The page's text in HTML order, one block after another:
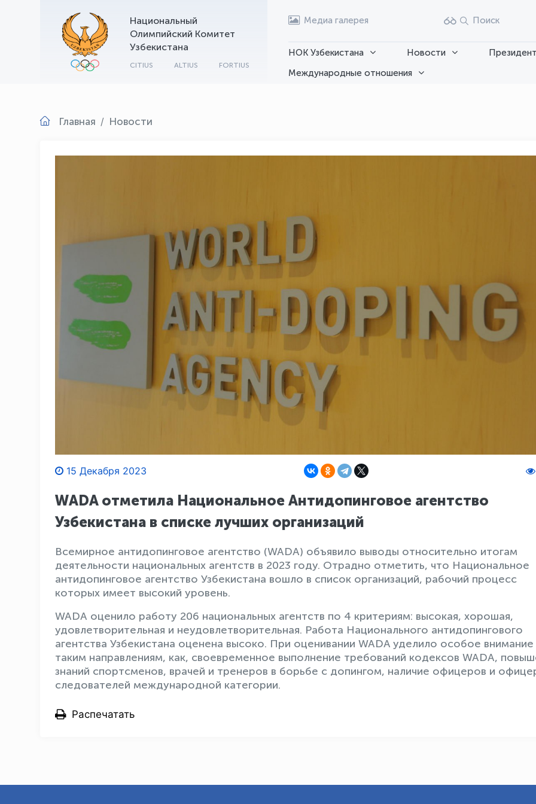
Национальный
Олимпийский Комитет
Узбекистана
CITIUS ALTIUS FORTIUS
Медиа галерея Поиск
НОК Узбекистана Новости
Международные отношения
Главная Новости
15 Декабря 2023
WADA отметила Национальное Антидопинговое агентство
Узбекистана в списке лучших организаций
Всемирное антидопинговое агентство (WADA) объявило выводы относительно итогам
деятельности национальных агентств в 2023 году. Отрадно отметить, что Национальное
антидопинговое агентство Узбекистана вошло в список организаций, рабочий процесс
которых имеет высокий уровень.
WADА оценило работу 206 национальных агентств по 4 критериям: высокая, хорошая,
удовлетворительная и неудовлетворительная. Работа Национального антидопингового
агентства Узбекистана оценена высоко. При оценивании WADA уделило особое внимание
таким направлениям, как, своевременное выполнение требований кодексов WADA,
знаний спортсменов, врачей и тренеров в борьбе с допингом, наличие офицеров и
следователей международной категории.
Распечатать